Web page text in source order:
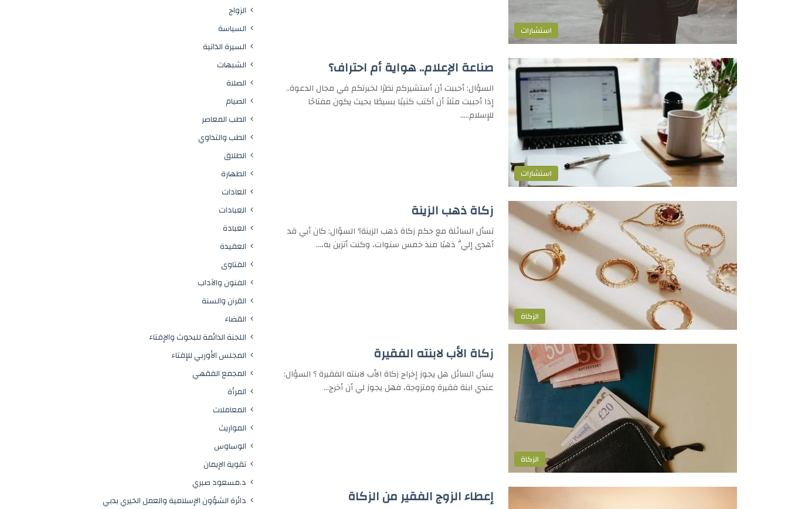
استشارات
استشارات
صناعة الإعلام.. هواية أم احتراف؟
السؤال: أحببت أن أستشيركم نظرًا لخبرتكم في مجال الدعوة..
إذا أحببت مثلاً أن أكتب كتيبًا بسيطًا بحيث يكون مفتاحًا
للإسلام..…
الزكاة
زكاة ذهب الزينة
تسأل السائلة مع حكم زكاة ذهب الزينة؟ السؤال: كان أبي قد
أهدى إليَّ ذهبًا منذ خمس سنوات، وكنت أتزين به،…
الزكاة
زكاة الأب لابنته الفقيرة
يسأل السائل هل يجوز إخراج زكاة الأب لابنته الفقيرة ؟ السؤال:
عندي ابنة فقيرة ومتزوجة، فهل يجوز لي أن أخرج…
إعطاء الزوج الفقير من الزكاة
الزواج
السياسة
السيرة الذاتية
الشبهات
الصلاة
الصيام
الطب المعاصر
الطب والتداوي
الطلاق
الطهارة
العادات
العبادات
العبادة
العقيدة
الفتاوى
الفنون والآداب
القرآن والسنة
القضاء
اللجنة الدائمة للبحوث والإفتاء
المجلس الأوربي للإفتاء
المجمع الفقهي
المرأة
المعاملات
المواريث
الوساوس
تقوية الإيمان
د.مسعود صبري
دائرة الشؤون الإسلامية والعمل الخيري بدبي